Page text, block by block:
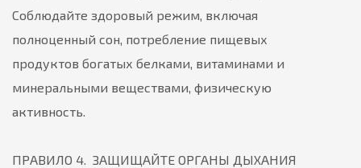
Соблюдайте здоровый режим, включая
полноценный сон, потребление пищевых
продуктов богатых белками, витаминами и
минеральными веществами, физическую
активность.
ПРАВИЛО 4. ЗАЩИЩАЙТЕ ОРГАНЫ ДЫХАНИЯ